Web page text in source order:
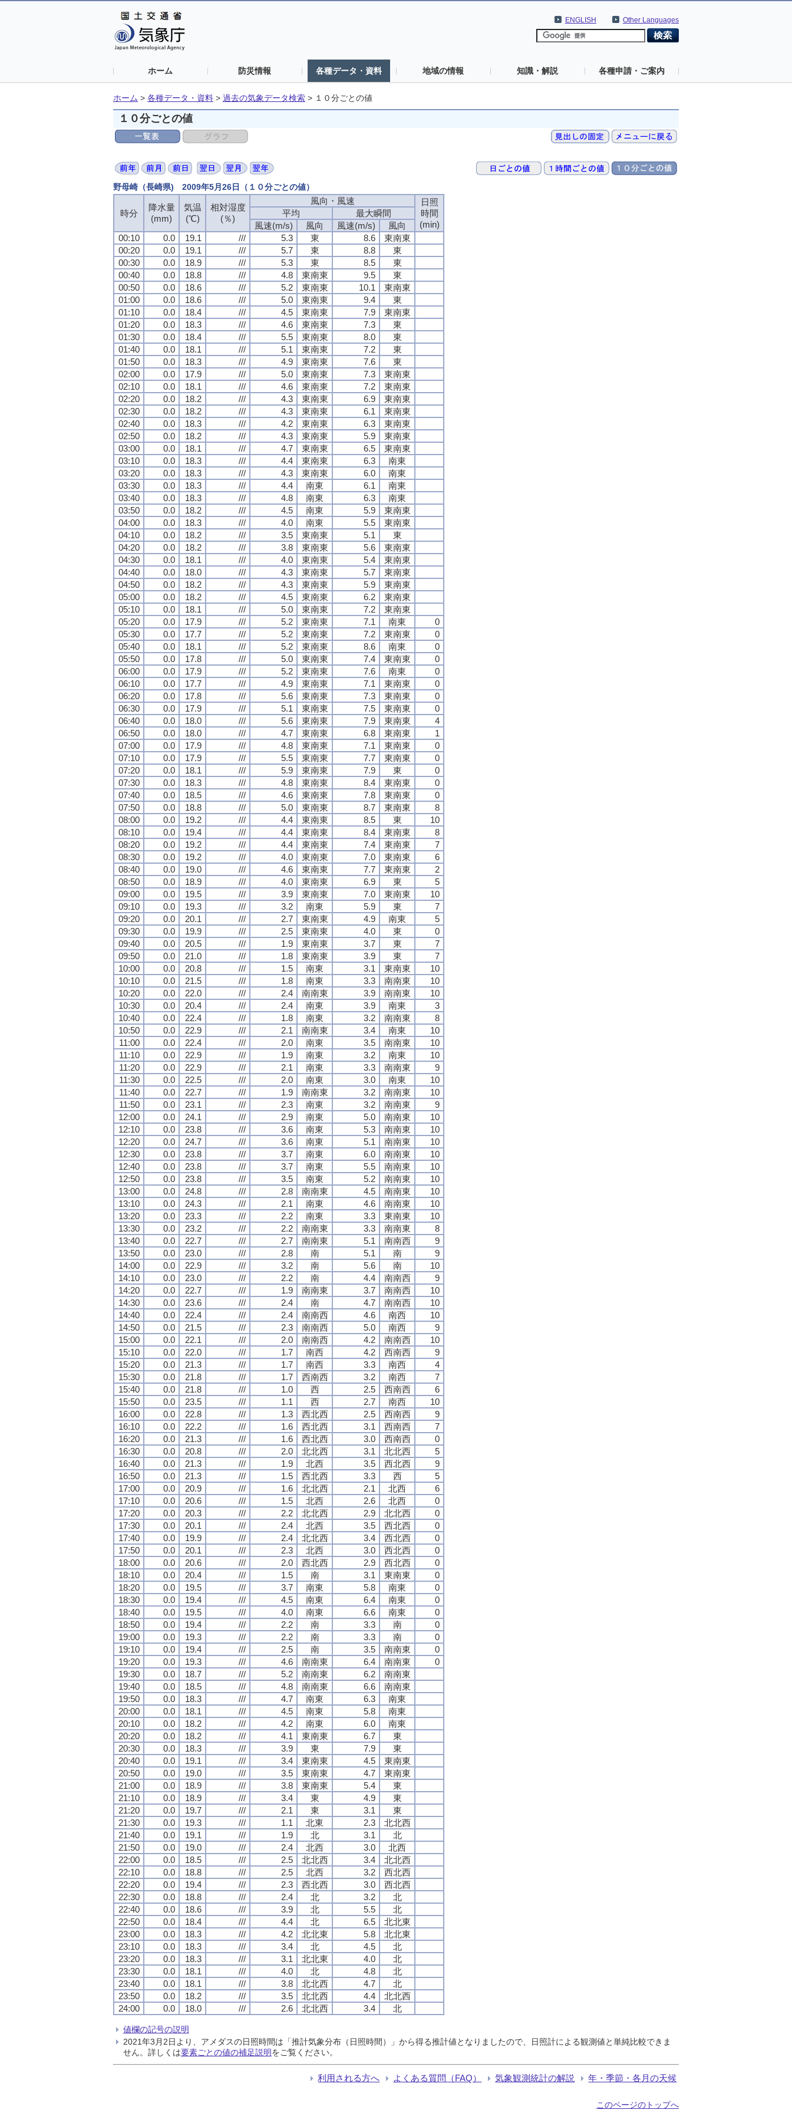
Other Languages
ENGLISH
ホーム 防災情報 各種データ・資料 地域の情報 知識・解説 各種申請・ご案内
ホーム > 各種データ・資料 > 過去の気象データ検索 > １０分ごとの値
１０分ごとの値
野母崎（長崎県) 2009年5月26日（１０分ごとの値）
時分
降水量
(mm)
気温
(℃)
相対湿度
(％)
風向・風速
日照
時間
(min)
平均
最大瞬間
風速(m/s)
風向 風速(m/s)
風向
00:10
0.0 19.1 /// 5.3 東 8.6
東南東
00:20
0.0 19.1 /// 5.7 東 8.8
東
00:30
0.0 18.9 /// 5.3 東 8.5
東
00:40
0.0 18.8 /// 4.8 東南東 9.5
東
00:50
0.0 18.6 /// 5.2 東南東 10.1
東南東
01:00
0.0 18.6 /// 5.0 東南東 9.4
東
01:10
0.0 18.4 /// 4.5 東南東 7.9
東南東
01:20
0.0 18.3 /// 4.6 東南東 7.3
東
01:30
0.0 18.4 /// 5.5 東南東 8.0
東
01:40
0.0 18.1 /// 5.1 東南東 7.2
東
01:50
0.0 18.3 /// 4.9 東南東 7.6
東
02:00
0.0 17.9 /// 5.0 東南東 7.3
東南東
02:10
0.0 18.1 /// 4.6 東南東 7.2
東南東
02:20
0.0 18.2 /// 4.3 東南東 6.9
東南東
02:30
0.0 18.2 /// 4.3 東南東 6.1
東南東
02:40
0.0 18.3 /// 4.2 東南東 6.3
東南東
02:50
0.0 18.2 /// 4.3 東南東 5.9
東南東
03:00
0.0 18.1 /// 4.7 東南東 6.5
東南東
03:10
0.0 18.3 /// 4.4 東南東 6.3
南東
03:20
0.0 18.3 /// 4.3 東南東 6.0
南東
03:30
0.0 18.3 /// 4.4 南東 6.1
南東
03:40
0.0 18.3 /// 4.8 南東 6.3
南東
03:50
0.0 18.2 /// 4.5 南東 5.9
東南東
04:00
0.0 18.3 /// 4.0 南東 5.5
東南東
04:10
0.0 18.2 /// 3.5 東南東 5.1
東
04:20
0.0 18.2 /// 3.8 東南東 5.6
東南東
04:30
0.0 18.1 /// 4.0 東南東 5.4
東南東
04:40
0.0 18.0 /// 4.3 東南東 5.7
東南東
04:50
0.0 18.2 /// 4.3 東南東 5.9
東南東
05:00
0.0 18.2 /// 4.5 東南東 6.2
東南東
05:10
0.0 18.1 /// 5.0 東南東 7.2
東南東
05:20
0.0 17.9 /// 5.2 東南東 7.1 南東
0
05:30
0.0 17.7 /// 5.2 東南東 7.2 東南東
0
05:40
0.0 18.1 /// 5.2 東南東 8.6 南東
0
05:50
0.0 17.8 /// 5.0 東南東 7.4 東南東
0
06:00
0.0 17.9 /// 5.2 東南東 7.6 南東
0
06:10
0.0 17.7 /// 4.9 東南東 7.1 東南東
0
06:20
0.0 17.8 /// 5.6 東南東 7.3 東南東
0
06:30
0.0 17.9 /// 5.1 東南東 7.5 東南東
0
06:40
0.0 18.0 /// 5.6 東南東 7.9 東南東
4
06:50
0.0 18.0 /// 4.7 東南東 6.8 東南東
1
07:00
0.0 17.9 /// 4.8 東南東 7.1 東南東
0
07:10
0.0 17.9 /// 5.5 東南東 7.7 東南東
0
07:20
0.0 18.1 /// 5.9 東南東 7.9 東
0
07:30
0.0 18.3 /// 4.8 東南東 8.4 東南東
0
07:40
0.0 18.5 /// 4.6 東南東 7.8 東南東
0
07:50
0.0 18.8 /// 5.0 東南東 8.7 東南東
8
08:00
0.0 19.2 /// 4.4 東南東 8.5 東
10
08:10
0.0 19.4 /// 4.4 東南東 8.4 東南東
8
08:20
0.0 19.2 /// 4.4 東南東 7.4 東南東
7
08:30
0.0 19.2 /// 4.0 東南東 7.0 東南東
6
08:40
0.0 19.0 /// 4.6 東南東 7.7 東南東
2
08:50
0.0 18.9 /// 4.0 東南東 6.9 東
5
09:00
0.0 19.5 /// 3.9 東南東 7.0 東南東
10
09:10
0.0 19.3 /// 3.2 南東 5.9 東
7
09:20
0.0 20.1 /// 2.7 東南東 4.9 南東
5
09:30
0.0 19.9 /// 2.5 東南東 4.0 東
0
09:40
0.0 20.5 /// 1.9 東南東 3.7 東
7
09:50
0.0 21.0 /// 1.8 東南東 3.9 東
7
10:00
0.0 20.8 /// 1.5 南東 3.1 東南東
10
10:10
0.0 21.5 /// 1.8 南東 3.3 南南東
10
10:20
0.0 22.0 /// 2.4 南南東 3.9 南南東
10
10:30
0.0 20.4 /// 2.4 南東 3.9 南東
3
10:40
0.0 22.4 /// 1.8 南東 3.2 南南東
8
10:50
0.0 22.9 /// 2.1 南南東 3.4 南東
10
11:00
0.0 22.4 /// 2.0 南東 3.5 南南東
10
11:10
0.0 22.9 /// 1.9 南東 3.2 南東
10
11:20
0.0 22.9 /// 2.1 南東 3.3 南南東
9
11:30
0.0 22.5 /// 2.0 南東 3.0 南東
10
11:40
0.0 22.7 /// 1.9 南南東 3.2 南南東
10
11:50
0.0 23.1 /// 2.3 南東 3.2 南南東
9
12:00
0.0 24.1 /// 2.9 南東 5.0 南南東
10
12:10
0.0 23.8 /// 3.6 南東 5.3 南南東
10
12:20
0.0 24.7 /// 3.6 南東 5.1 南南東
10
12:30
0.0 23.8 /// 3.7 南東 6.0 南南東
10
12:40
0.0 23.8 /// 3.7 南東 5.5 南南東
10
12:50
0.0 23.8 /// 3.5 南東 5.2 南南東
10
13:00
0.0 24.8 /// 2.8 南南東 4.5 南南東
10
13:10
0.0 24.3 /// 2.1 南東 4.6 南南東
10
13:20
0.0 23.3 /// 2.2 南東 3.3 東南東
10
13:30
0.0 23.2 /// 2.2 南南東 3.3 南南東
8
13:40
0.0 22.7 /// 2.7 南南東 5.1 南南西
9
13:50
0.0 23.0 /// 2.8 南 5.1 南
9
14:00
0.0 22.9 /// 3.2 南 5.6 南
10
14:10
0.0 23.0 /// 2.2 南 4.4 南南西
9
14:20
0.0 22.7 /// 1.9 南南東 3.7 南南西
10
14:30
0.0 23.6 /// 2.4 南 4.7 南南西
10
14:40
0.0 22.4 /// 2.4 南南西 4.6 南西
10
14:50
0.0 21.5 /// 2.3 南南西 5.0 南西
9
15:00
0.0 22.1 /// 2.0 南南西 4.2 南南西
10
15:10
0.0 22.0 /// 1.7 南西 4.2 西南西
9
15:20
0.0 21.3 /// 1.7 南西 3.3 南西
4
15:30
0.0 21.8 /// 1.7 西南西 3.2 南西
7
15:40
0.0 21.8 /// 1.0 西 2.5 西南西
6
15:50
0.0 23.5 /// 1.1 西 2.7 南西
10
16:00
0.0 22.8 /// 1.3 西北西 2.5 西南西
9
16:10
0.0 22.2 /// 1.6 西北西 3.1 西南西
7
16:20
0.0 21.3 /// 1.6 西北西 3.0 西南西
0
16:30
0.0 20.8 /// 2.0 北北西 3.1 北北西
5
16:40
0.0 21.3 /// 1.9 北西 3.5 西北西
9
16:50
0.0 21.3 /// 1.5 西北西 3.3 西
5
17:00
0.0 20.9 /// 1.6 北北西 2.1 北西
6
17:10
0.0 20.6 /// 1.5 北西 2.6 北西
0
17:20
0.0 20.3 /// 2.2 北北西 2.9 北北西
0
17:30
0.0 20.1 /// 2.4 北西 3.5 西北西
0
17:40
0.0 19.9 /// 2.4 北北西 3.4 西北西
0
17:50
0.0 20.1 /// 2.3 北西 3.0 西北西
0
18:00
0.0 20.6 /// 2.0 西北西 2.9 西北西
0
18:10
0.0 20.4 /// 1.5 南 3.1 東南東
0
18:20
0.0 19.5 /// 3.7 南東 5.8 南東
0
18:30
0.0 19.4 /// 4.5 南東 6.4 南東
0
18:40
0.0 19.5 /// 4.0 南東 6.6 南東
0
18:50
0.0 19.4 /// 2.2 南 3.3 南
0
19:00
0.0 19.3 /// 2.2 南 3.3 南
0
19:10
0.0 19.4 /// 2.5 南 3.5 南南東
0
19:20
0.0 19.3 /// 4.6 南南東 6.4 南南東
0
19:30
0.0 18.7 /// 5.2 南南東 6.2
南南東
19:40
0.0 18.5 /// 4.8 南南東 6.6
南南東
19:50
0.0 18.3 /// 4.7 南東 6.3
南東
20:00
0.0 18.1 /// 4.5 南東 5.8
南東
20:10
0.0 18.2 /// 4.2 南東 6.0
南東
20:20
0.0 18.2 /// 4.1 東南東 6.7
東
20:30
0.0 18.3 /// 3.9 東 7.9
東
20:40
0.0 19.1 /// 3.4 東南東 4.5
東南東
20:50
0.0 19.0 /// 3.5 東南東 4.7
東南東
21:00
0.0 18.9 /// 3.8 東南東 5.4
東
21:10
0.0 18.9 /// 3.4 東 4.9
東
21:20
0.0 19.7 /// 2.1 東 3.1
東
21:30
0.0 19.3 /// 1.1 北東 2.3
北北西
21:40
0.0 19.1 /// 1.9 北 3.1
北
21:50
0.0 19.0 /// 2.4 北西 3.0
北西
22:00
0.0 18.5 /// 2.5 北北西 3.4
北北西
22:10
0.0 18.8 /// 2.5 北西 3.2
西北西
22:20
0.0 19.4 /// 2.3 西北西 3.0
西北西
22:30
0.0 18.8 /// 2.4 北 3.2
北
22:40
0.0 18.6 /// 3.9 北 5.5
北
22:50
0.0 18.4 /// 4.4 北 6.5
北北東
23:00
0.0 18.3 /// 4.2 北北東 5.8
北北東
23:10
0.0 18.3 /// 3.4 北 4.5
北
23:20
0.0 18.3 /// 3.1 北北東 4.0
北
23:30
0.0 18.1 /// 4.0 北 4.8
北
23:40
0.0 18.1 /// 3.8 北北西 4.7
北
23:50
0.0 18.2 /// 3.5 北北西 4.4
北北西
24:00
0.0 18.0 /// 2.6 北北西 3.4 北
値欄の記号の説明
2021年3月2日より、アメダスの日照時間は「推計気象分布（日照時間）」から得る推計値となりましたので、日照計による観測値と単純比較できま
せん。詳しくは要素ごとの値の補足説明をご覧ください。
利用される方へ よくある質問（FAQ） 気象観測統計の解説 年・季節・各月の天候
このページのトップへ